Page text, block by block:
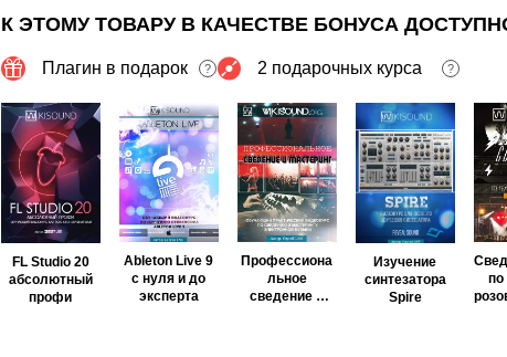
К ЭТОМУ ТОВАРУ В КАЧЕСТВЕ БОНУСА
Плагин в подарок ? 2 подарочных курса ?
FL Studio 20
абсолютный
профи
Ableton Live 9
с нуля и до
эксперта
Профессиона
льное
сведение и
Изучение
синтезатора
Spire
по